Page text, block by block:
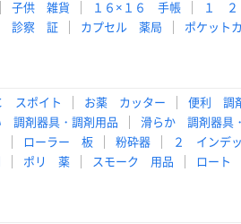
子供 雑貨 １６×１６ 手帳 １ ２
診察 証 カプセル 薬局 ポケット
スポイト お薬 カッター 便利 調
調剤器具・調剤用品 滑らか 調剤器具
ローラー 板 粉砕器 ２ インデ
ポリ 薬 スモーク 用品 ロート